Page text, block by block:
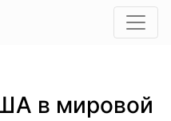
в мировой